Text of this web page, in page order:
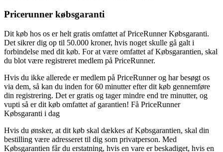
Pricerunner købsgaranti
Dit køb hos os er helt gratis omfattet af PriceRunner Købsgaranti.
Det sikrer dig op til 50.000 kroner, hvis noget skulle gå galt i
forbindelse med dit køb. For at være omfattet af Købsgarantien, skal
du blot være registreret medlem på PriceRunner.
Hvis du ikke allerede er medlem på PriceRunner og har besøgt os
via dem, så kan du inden for 60 minutter efter dit køb gennemføre
din registrering. Det er gratis og tager mindre end tre minutter, og
vupti så er dit køb omfattet af garantien! Få PriceRunner
Købsgaranti i dag
Hvis du ønsker, at dit køb skal dækkes af Købsgarantien, skal din
bestilling være adresseret til dig som privatperson. Med
Købsgarantien får du erstatning, hvis en vare er beskadiget, hvis en